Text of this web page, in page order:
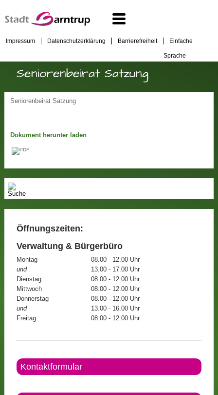
Impressum Datenschutzerklärung Barrierefreiheit Einfache
Sprache
Seniorenbeirat Satzung
Seniorenbeirat Satzung
Dokument herunter laden
Öffnungszeiten:
Verwaltung & Bürgerbüro
Montag
08.00 - 12.00 Uhr
und
13.00 - 17.00 Uhr
Dienstag
08.00 - 12.00 Uhr
Mittwoch
08.00 - 12.00 Uhr
Donnerstag
08.00 - 12.00 Uhr
und
13.00 - 16.00 Uhr
Freitag
08.00 - 12:00 Uhr
Kontaktformular